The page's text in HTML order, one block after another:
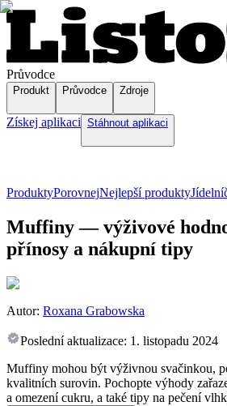
Průvodce
Produkt Průvodce Zdroje
Získej aplikaci Stáhnout aplikaci
ProduktyPorovnejNejlepší produkty
Muffiny — výživové
přínosy a nákupní tipy
Autor: Roxana Grabowska
Poslední aktualizace: 1. listopadu 2024
Muffiny mohou být výživnou svačinkou,
kvalitních surovin. Pochopte výhody
a omezení cukru, a také tipy na pečení